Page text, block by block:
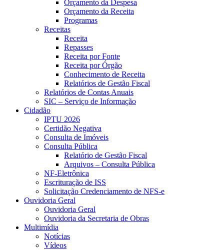
Orçamento da Despesa
Orçamento da Receita
Programas
Receitas
Receita
Repasses
Receita por Fonte
Receita por Órgão
Conhecimento de Receita
Relatórios de Gestão Fiscal
Relatórios de Contas Anuais
SIC – Serviço de Informação
Cidadão
IPTU 2026
Certidão Negativa
Consulta de Imóveis
Consulta Pública
Relatório de Gestão Fiscal
Arquivos – Consulta Pública
NF-Eletrônica
Escrituração de ISS
Solicitação Credenciamento de NFS-e
Ouvidoria Geral
Ouvidoria Geral
Ouvidoria da Secretaria de Obras
Multimídia
Notícias
Vídeos